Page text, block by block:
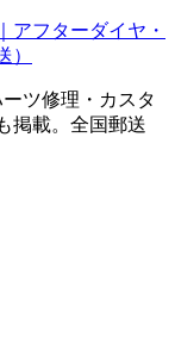
アフターダイヤ・
）
ツ修理・カスタ
掲載。全国郵送